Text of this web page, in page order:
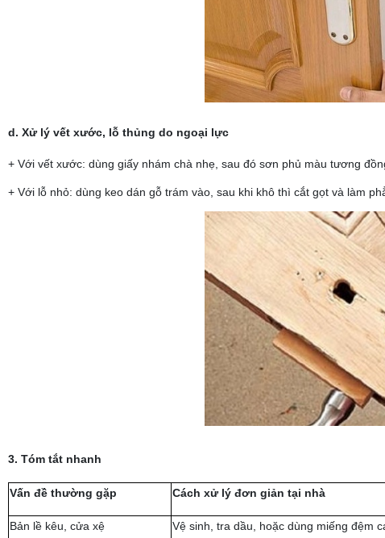
d. Xử lý vết xước, lỗ thủng do ngoại lực
+ Với vết xước: dùng giấy nhám chà nhẹ, sau đó sơn phủ màu tương
+ Với lỗ nhỏ: dùng keo dán gỗ trám vào, sau khi khô thì cắt gọt và làm
3. Tóm tắt nhanh
Vấn đề thường gặp Cách xử lý đơn giản tại nhà
Bản lề kêu, cửa xệ Vệ sinh, tra dầu, hoặc dùng miếng đệm